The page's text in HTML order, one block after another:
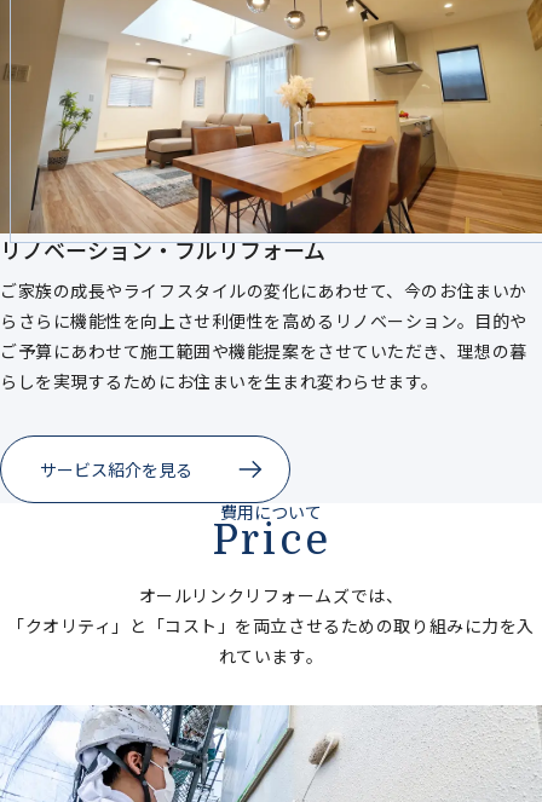
リノベーション・フルリフォーム
ご家族の成長やライフスタイルの変化にあわせて、今のお住まいか
らさらに機能性を向上させ利便性を高めるリノベーション。目的や
ご予算にあわせて施工範囲や機能提案をさせていただき、理想の暮
らしを実現するためにお住まいを生まれ変わらせます。
サービス紹介を見る
費用について
Price
オールリンクリフォームズでは、
「クオリティ」と「コスト」を両立させるための取り組みに力を入
れています。